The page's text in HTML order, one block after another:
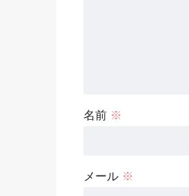
名前 ※
メール ※